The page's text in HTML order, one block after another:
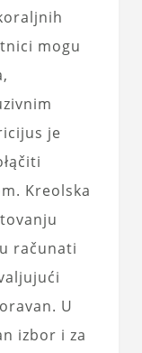
mogu
je
Kreolska
računati
U
izbor i za